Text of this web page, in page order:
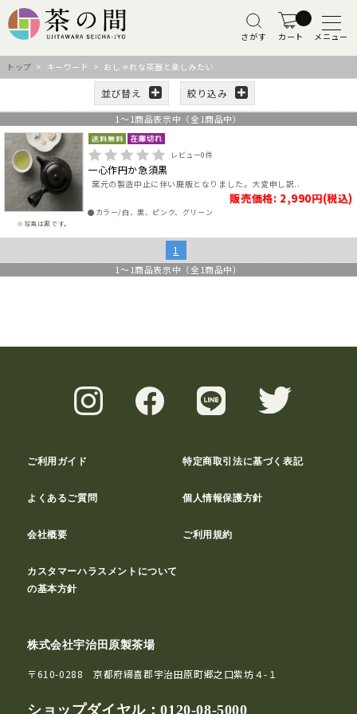
さがす カート メニュー
トップ > キーワード > おしゃれな茶器と楽しみたい
並び替え 絞り込み
1 ～ 1商品表示中（全 1商品中）
※写真は黒です。
レビュー0件
一心作円か急須黒
窯元の製造中止に伴い廃版となりました。大変申し訳..
販売価格: 2,990円(税込)
●カラー/白、黒、ピンク、グリーン
1
1 ～ 1商品表示中（全 1商品中）
ご利用ガイド 特定商取引法に基づく表記
よくあるご質問 個人情報保護方針
会社概要 ご利用規約
カスタマーハラスメントについて
の基本方針
株式会社宇治田原製茶場
〒610-0288 京都府綴喜郡宇治田原町郷之口紫坊４-１
ショップダイヤル：0120-08-5000